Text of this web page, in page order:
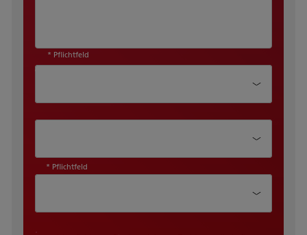
* Pflichtfeld
* Pflichtfeld